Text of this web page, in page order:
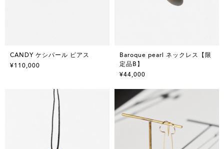
CANDY ケシパール ピアス
¥110,000
Baroque pearl ネックレス【限
定品B】
¥44,000